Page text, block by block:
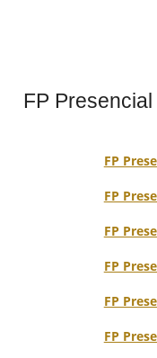
FP
FP
FP
FP
FP
FP
FP